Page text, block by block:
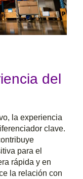
del
la experiencia
clave.
para el
rápida y en
la relación con